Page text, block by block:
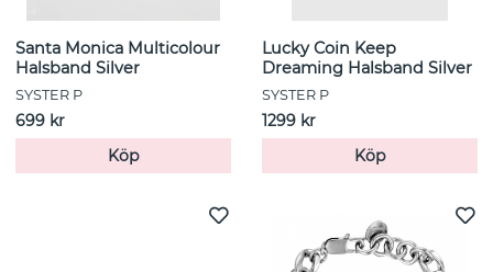
Santa Monica Multicolour
Halsband Silver
SYSTER P
699 kr
Köp
Lucky Coin Keep
Dreaming Halsband Silver
SYSTER P
1299 kr
Köp